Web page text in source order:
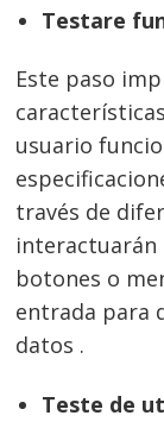
Testare
Este paso
usuario
través de
interactuarán
botones o
entrada para
datos .
Teste de